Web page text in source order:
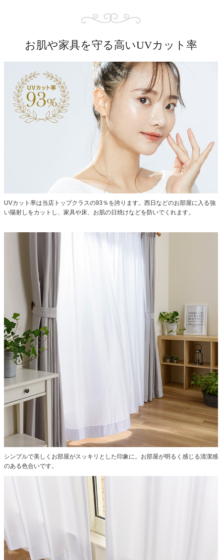
お肌や家具を守る高いUVカット率
UVカット率は当店トップクラスの93％を誇ります。 西日などのお部屋に入る強
い陽射しをカットし、家具や床、お肌の日焼けなどを防いでくれます。
シンプルで美しくお部屋がスッキリとした印象に。お部屋が明るく感じる清潔感
のある色合いです。